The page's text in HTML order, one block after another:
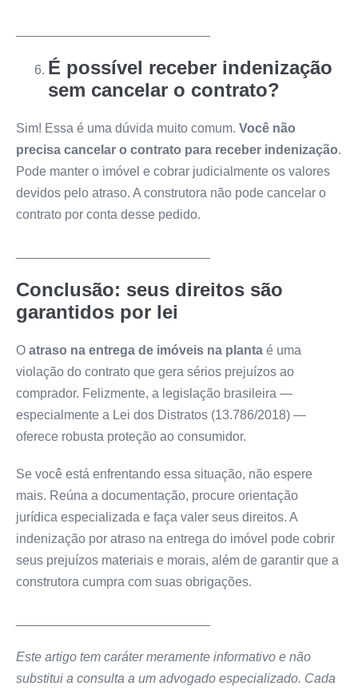
É possível receber indenização
sem cancelar o contrato?
Sim! Essa é uma dúvida muito comum. Você não
precisa cancelar o contrato para receber indenização.
Pode manter o imóvel e cobrar judicialmente os valores
devidos pelo atraso. A construtora não pode cancelar o
contrato por conta desse pedido.
Conclusão: seus direitos são
garantidos por lei
O atraso na entrega de imóveis na planta é uma
violação do contrato que gera sérios prejuízos ao
comprador. Felizmente, a legislação brasileira —
especialmente a Lei dos Distratos (13.786/2018) —
oferece robusta proteção ao consumidor.
Se você está enfrentando essa situação, não espere
mais. Reúna a documentação, procure orientação
jurídica especializada e faça valer seus direitos. A
indenização por atraso na entrega do imóvel pode cobrir
seus prejuízos materiais e morais, além de garantir que a
construtora cumpra com suas obrigações.
Este artigo tem caráter meramente informativo e não
substitui a consulta a um advogado especializado. Cada